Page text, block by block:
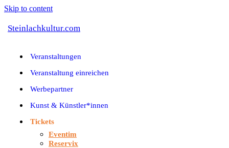
Skip to content
Steinlachkultur.com
Veranstaltungen
Veranstaltung einreichen
Werbepartner
Kunst & Künstler*innen
Tickets
Eventim
Reservix